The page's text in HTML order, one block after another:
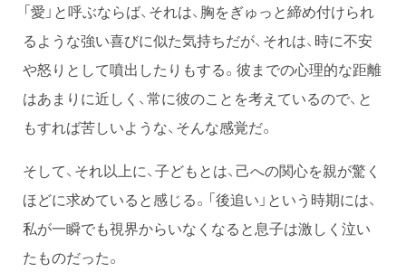
「愛」と呼ぶならば、それは、胸をぎゅっと締め付けられ
るような強い喜びに似た気持ちだが、それは、時に不安
や怒りとして噴出したりもする。彼までの心理的な距離
はあまりに近しく、常に彼のことを考えているので、と
もすれば苦しいような、そんな感覚だ。
そして、それ以上に、子どもとは、己への関心を親が驚く
ほどに求めていると感じる。「後追い」という時期には、
私が一瞬でも視界からいなくなると息子は激しく泣い
たものだった。